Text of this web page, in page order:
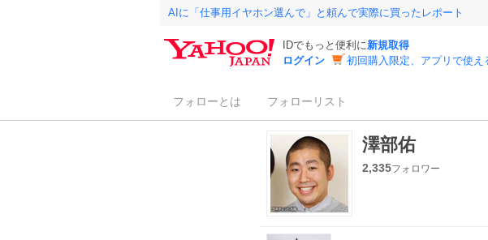
AIに「仕事用イヤホン選んで」と頼んで実際に買ったレポート
IDでもっと便利に新規取得
ログイン
初回購入限定、アプリで使え
フォローとは フォローリスト
澤部佑
2,335フォロワー